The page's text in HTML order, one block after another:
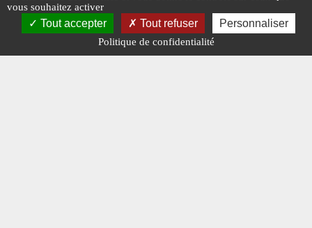
vous souhaitez activer
Tout accepter Tout refuser Personnaliser
Politique de confidentialité